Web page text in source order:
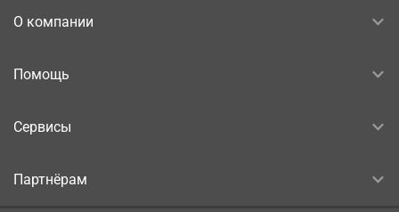
О компании
Помощь
Сервисы
Партнёрам